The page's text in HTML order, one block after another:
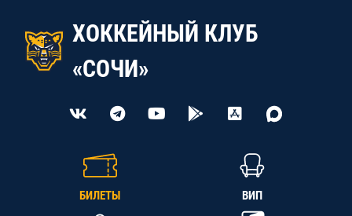
ХОККЕЙНЫЙ КЛУБ
«СОЧИ»
БИЛЕТЫ ВИП